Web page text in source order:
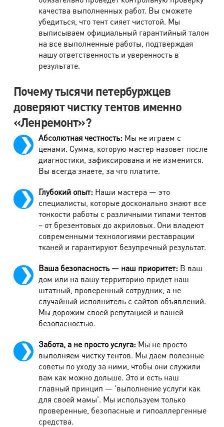
Плащ, летнее пальто
790 руб.
Пальто демисезонное (до 90 см)
1020 руб.
Пальто демисезонное (от 90 см)
1150 руб.
Плащ, пальто утепл. до 90 см
1080 руб.
Наличие капюшона из плотных тканей,
Пуховики
Наименование работ
Стоимость
Куртка пуховая до 90 см
Пуховик облегченный (до 90 см)
Пуховик облегченный (от 90 см)
1100 руб.
Жилет пуховой
980 руб.
Жилет пуховой облегченный
650 руб.
Комбинезон пуховой
1890 руб.
Полукомбинезон пуховой
1120 руб.
Наличие капюшона
220 руб.
см
руб.
Облегченный пуховик: ширина простежки до 5 см, без
подкладки, отсутствует внутренний чехол для пуха.
Обработка капюшона включена в стоимость.
Изделия из натурального меха
качества выполненных работ. Вы сможете
убедиться, что тент сияет чистотой. Мы
выписываем официальный гарантийный талон
на все выполненные работы, подтверждая
нашу ответственность и уверенность в
результате.
Почему тысячи петербуржцев
доверяют чистку тентов именно
«Ленремонт»?
Абсолютная честность: Мы не играем с
ценами. Сумма, которую мастер назовет после
диагностики, зафиксирована и не изменится.
Вы всегда знаете, за что платите.
Глубокий опыт: Наши мастера — это
специалисты, которые досконально знают все
тонкости работы с различными типами тентов
– от брезентовых до акриловых. Они владеют
современными технологиями реставрации
тканей и гарантируют безупречный результат.
Ваша безопасность — наш приоритет: В ваш
дом или на вашу территорию придет наш
штатный, проверенный сотрудник, а не
случайный исполнитель с сайтов объявлений.
Мы дорожим своей репутацией и вашей
безопасностью.
Забота, а не просто услуга: Мы не просто
выполняем чистку тентов. Мы даем полезные
советы по уходу за ними, чтобы они служили
вам как можно дольше. Это и есть наш
главный принцип — 'выполнение услуги как
для своей мамы'. Мы используем только
проверенные, безопасные и гипоаллергенные
средства.